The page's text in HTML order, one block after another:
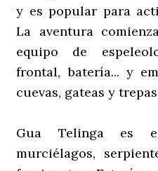
y es popular para
La aventura
equipo de
frontal, batería... y
cuevas, gateas y
Gua Telinga es
murciélagos,